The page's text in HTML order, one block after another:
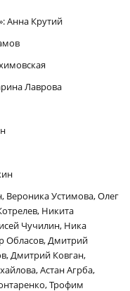
Анна Крутий
Лаврова
Вероника Устимова, Олег
Никита
Чучилин, Ника
Обласов, Дмитрий
Дмитрий Ковган,
Астан Агрба,
Трофим